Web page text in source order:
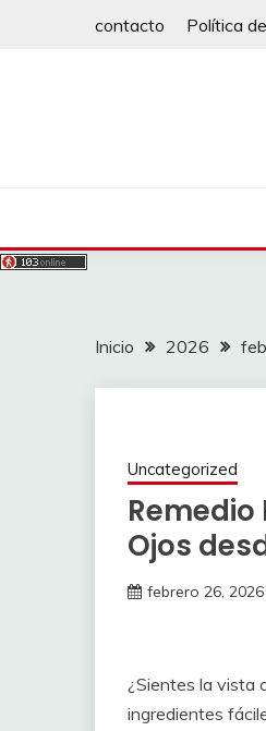
contacto Política
Inicio 2026
Uncategorized
Ojos
febrero 26, 2026
¿Sientes la vista
ingredientes